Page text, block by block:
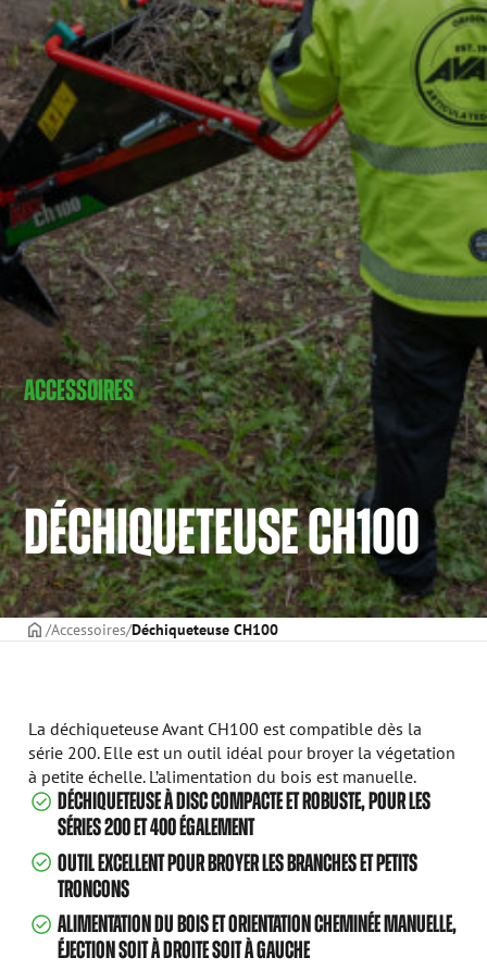
ACCESSOIRES
DÉCHIQUETEUSE CH100
PAGE DE COUVERTURE
Accessoires Déchiqueteuse CH100
La déchiqueteuse Avant CH100 est compatible dès la
série 200. Elle est un outil idéal pour broyer la végetation
à petite échelle. L’alimentation du bois est manuelle.
DÉCHIQUETEUSE À DISC COMPACTE ET ROBUSTE, POUR LES
SÉRIES 200 ET 400 ÉGALEMENT
OUTIL EXCELLENT POUR BROYER LES BRANCHES ET PETITS
TRONCONS
ALIMENTATION DU BOIS ET ORIENTATION CHEMINÉE MANUELLE,
ÉJECTION SOIT À DROITE SOIT À GAUCHE